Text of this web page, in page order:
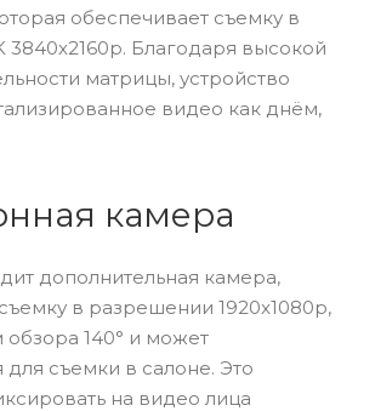
обеспечивает съемку в
Благодаря высокой
матрицы, устройство
видео как днём,
камера
дополнительная камера,
в разрешении 1920x1080p,
обзора 140° и может
для съемки в салоне. Это
на видео лица